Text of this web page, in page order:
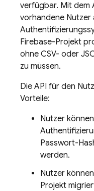
verfügbar. Mit dem
vorhandene Nutzer
Firebase-Projekt
ohne CSV- oder
zu müssen.
Die API für den
Vorteile:
Nutzer
Passwort-
werden.
Nutzer
Projekt